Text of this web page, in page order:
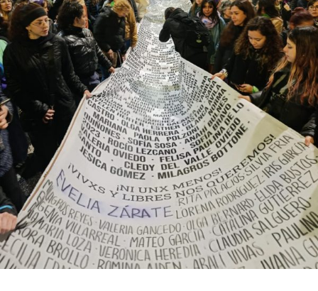
resisten otra avanzada sobre un territorio en disputa.
Por Francisco Pandolfi